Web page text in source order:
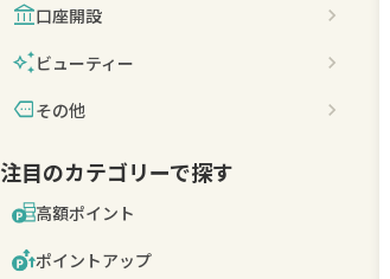
account_balance口座開設
auto_awesomeビューティー
moreその他
注目のカテゴリーで探す
高額ポイント
ポイントアップ